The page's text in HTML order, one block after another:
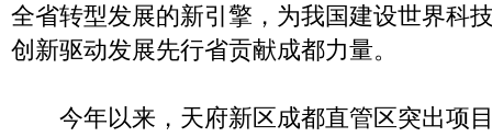
全省转型发展的新引擎，为我国建设世界科
创新驱动发展先行省贡献成都力量。
今年以来，天府新区成都直管区突出项